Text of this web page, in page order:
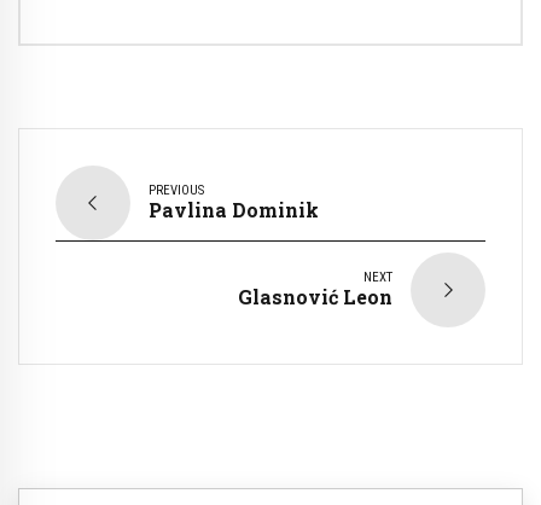
PREVIOUS
Pavlina Dominik
NEXT
Glasnović Leon